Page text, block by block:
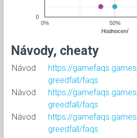
0% 50%
0
Hodnocení
Návody, cheaty
Návod
https://
greedfall/faqs
Návod
https://
greedfall/faqs
Návod
https://
greedfall/faqs